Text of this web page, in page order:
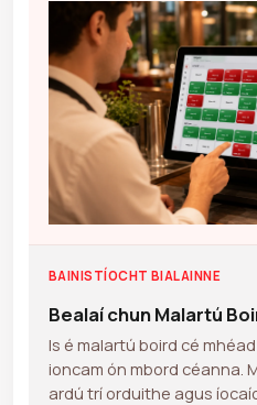
BAINISTÍOCHT BIALAINNE
Bealaí chun Malartú
Is é malartú boird cé
ioncam ón mbord céanna.
ardú trí orduithe agus